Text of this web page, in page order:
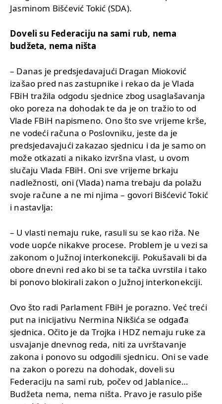
Jasminom Bišćević Tokić (SDA).
Doveli su Federaciju na sami rub, nema
budžeta, nema ništa
– Danas je predsjedavajući Dragan Mioković
izašao pred nas zastupnike i rekao da je Vlada
FBiH tražila odgodu sjednice zbog usaglašavanja
oko poreza na dohodak te da je on tražio to od
Vlade FBiH napismeno. Ono što sve vrijeme krše,
ne vodeći računa o Poslovniku, jeste da je
predsjedavajući zakazao sjednicu i da je samo on
može otkazati a nikako izvršna vlast, u ovom
slučaju Vlada FBiH. Oni sve vrijeme brkaju
nadležnosti, oni (Vlada) nama trebaju da polažu
svoje račune a ne mi njima – govori Bišćević Tokić
i nastavlja:
– U vlasti nemaju ruke, rasuli su se kao riža. Ne
vode uopće nikakve procese. Problem je u vezi sa
zakonom o Južnoj interkonekciji. Pokušavali bi da
obore dnevni red ako bi se ta tačka uvrstila i tako
bi ponovo blokirali zakon o Južnoj interkonekciji.
Ovo što radi Parlament FBiH je porazno. Već treći
put na inicijativu Nermina Nikšića se odgađa
sjednica. Očito je da Trojka i HDZ nemaju ruke za
usvajanje dnevnog reda, niti za uvrštavanje
zakona i ponovo su odgodili sjednicu. Oni se vade
na zakon o porezu na dohodak, doveli su
Federaciju na sami rub, počev od Jablanice…
Budžeta nema, nema ništa. Pravo je rasulo piše